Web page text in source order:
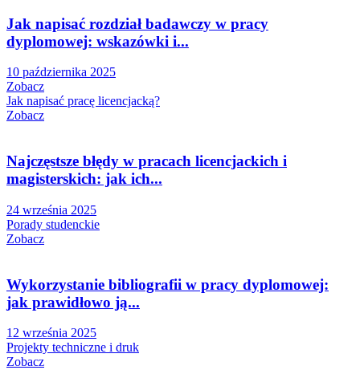
Jak napisać rozdział badawczy w pracy
dyplomowej: wskazówki i...
10 października 2025
Zobacz
Jak napisać pracę licencjacką?
Zobacz
Najczęstsze błędy w pracach licencjackich i
magisterskich: jak ich...
24 września 2025
Porady studenckie
Zobacz
Wykorzystanie bibliografii w pracy dyplomowej:
jak prawidłowo ją...
12 września 2025
Projekty techniczne i druk
Zobacz